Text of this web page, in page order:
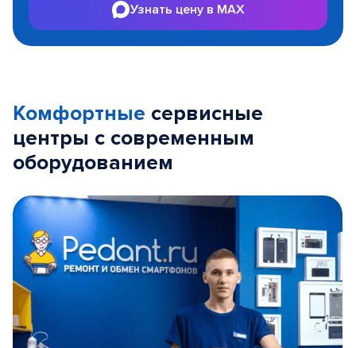
Узнать цену в MAX
Комфортные сервисные
центры с современным
оборудованием